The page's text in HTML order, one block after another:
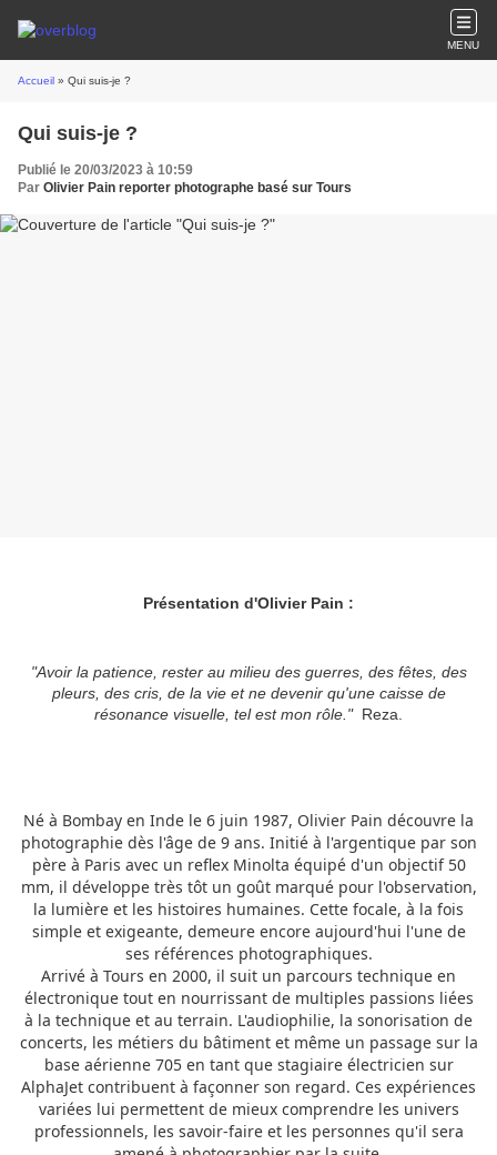
MENU
Accueil » Qui suis-je ?
Qui suis-je ?
Publié le 20/03/2023 à 10:59
Par Olivier Pain reporter photographe basé sur Tours
Présentation d'Olivier Pain :
"Avoir la patience, rester au milieu des guerres, des fêtes, des
pleurs, des cris, de la vie et ne devenir qu'une caisse de
résonance visuelle, tel est mon rôle." Reza.
Né à Bombay en Inde le 6 juin 1987, Olivier Pain découvre la
photographie dès l'âge de 9 ans. Initié à l'argentique par son
père à Paris avec un reflex Minolta équipé d'un objectif 50
mm, il développe très tôt un goût marqué pour l'observation,
la lumière et les histoires humaines. Cette focale, à la fois
simple et exigeante, demeure encore aujourd'hui l'une de
ses références photographiques.
Arrivé à Tours en 2000, il suit un parcours technique en
électronique tout en nourrissant de multiples passions liées
à la technique et au terrain. L'audiophilie, la sonorisation de
concerts, les métiers du bâtiment et même un passage sur la
base aérienne 705 en tant que stagiaire électricien sur
AlphaJet contribuent à façonner son regard. Ces expériences
variées lui permettent de mieux comprendre les univers
professionnels, les savoir-faire et les personnes qu'il sera